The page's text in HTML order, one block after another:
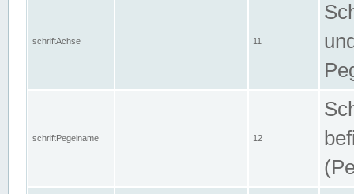
schriftAchse 11
schriftPegelname 12